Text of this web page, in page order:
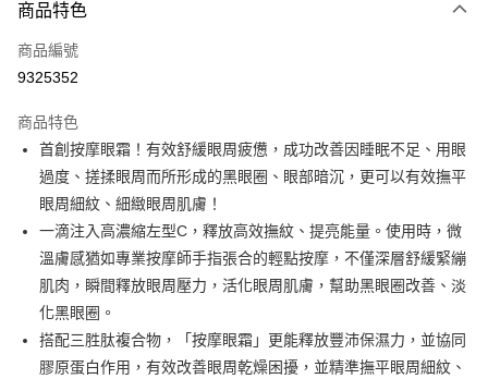
Apple Pay
街口支付
Google Pay
全盈+PAY
大哥付你分期
相關說明
【大哥付你分期使用說明】
1.本服務由台灣大哥大提供，台灣大哥大用戶可立即使用無須另外申請。
2.付款方式選擇「大哥付你分期」，訂單成立後會自動跳轉到大哥付的交易
流程，驗證手機門號後，選擇欲分期的期數、繳款截止日，確認付款後即完
成交易。
3.實際核准額度、可分期數及費用金額請依後續交易確認頁面所載為準。
AFTEE先享後付
相關說明
【關於「AFTEE先享後付」】
AFTEE先享後付是「在收到商品之後才付款」的支付方式。 讓您購物簡單
便利好安心！
ATM付款
商品特色
商品編號
9325352
商品特色
首創按摩眼霜！有效舒緩眼周疲憊，成功改善因睡眠不足、用眼
過度、搓揉眼周而所形成的黑眼圈、眼部暗沉，更可以有效撫平
眼周細紋、細緻眼周肌膚！
一滴注入高濃縮左型C，釋放高效撫紋、提亮能量。使用時，微
溫膚感猶如專業按摩師手指張合的輕點按摩，不僅深層舒緩緊繃
肌肉，瞬間釋放眼周壓力，活化眼周肌膚，幫助黑眼圈改善、淡
化黑眼圈。
搭配三胜肽複合物，「按摩眼霜」更能釋放豐沛保濕力，並協同
膠原蛋白作用，有效改善眼周乾燥困擾，並精準撫平眼周細紋、